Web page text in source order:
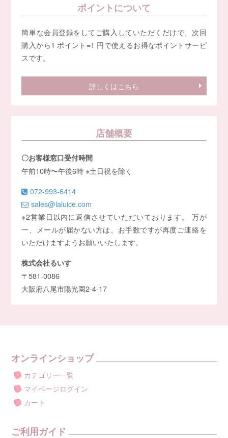
ポイントについて
簡単な会員登録をしてご購入していただくだけで、次回
購入から1 ポイント=1 円で使えるお得なポイントサービ
スです。
詳しくはこちら
店舗概要
〇お客様窓口受付時間
午前10時〜午後6時 ※土日祝を除く
072-993-6414
sales@laluice.com
※2営業日以内に返信させていただいております。 万が
一、メールが届かない方は、お手数ですが再度ご連絡を
いただけますようお願いいたします。
株式会社るいす
〒581-0086
大阪府八尾市陽光園2-4-17
オンラインショップ
カテゴリー一覧
マイページログイン
カート
ご利用ガイド